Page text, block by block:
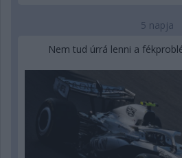
5 napja
Nem tud úrrá lenni a